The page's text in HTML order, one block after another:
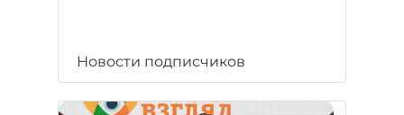
Новости подписчиков